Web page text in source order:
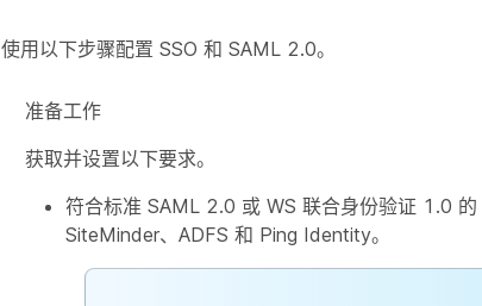
使用以下步骤配置 SSO 和 SAML 2.0。
准备工作
获取并设置以下要求。
符合标准 SAML 2.0 或 WS 联合身份验证 1.0
SiteMinder、ADFS 和 Ping Identity。